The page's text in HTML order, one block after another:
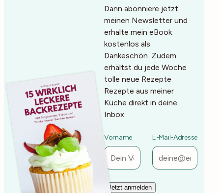
Dann abonniere jetzt
meinen Newsletter und
erhalte mein eBook
kostenlos als
Dankeschön. Zudem
erhältst du jede Woche
tolle neue Rezepte
Rezepte aus meiner
Küche direkt in deine
Inbox.
Vorname E-Mail-Adresse